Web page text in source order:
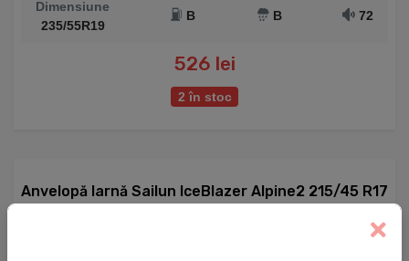
Dimensiune
235/55R19
B B 72
526 lei
2 în stoc
Anvelopă Iarnă Sailun IceBlazer Alpine2 215/45 R17